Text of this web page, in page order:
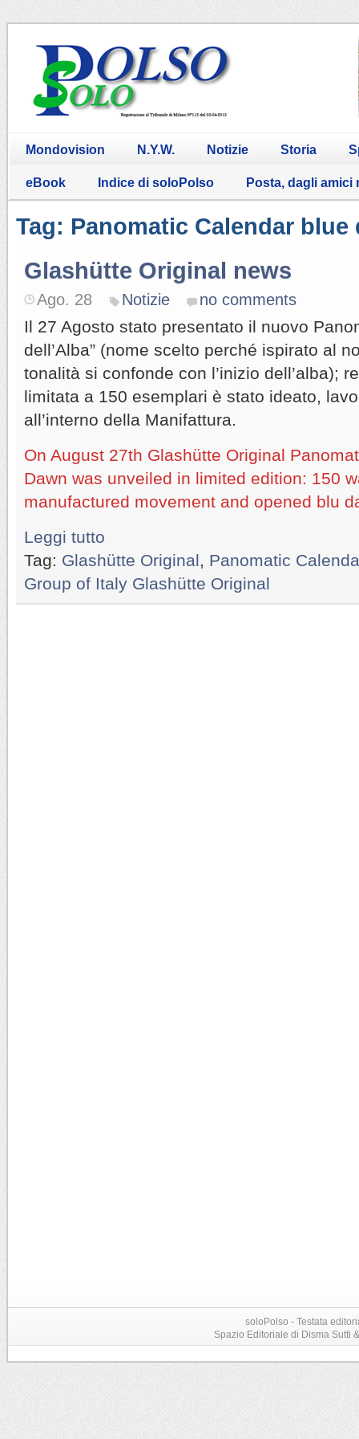
Mondovision N.Y.W. Notizie Storia
eBook Indice di soloPolso Posta, dagli amici
Tag: Panomatic Calendar blue
Glashütte Original news
Ago. 28 Notizie no comments
Il 27 Agosto stato presentato il nuovo
dell’Alba” (nome scelto perché ispirato al
tonalità si confonde con l’inizio dell’alba);
limitata a 150 esemplari è stato ideato,
all’interno della Manifattura.
On August 27th Glashütte Original
Dawn was unveiled in limited edition: 150
manufactured movement and opened blu
Leggi tutto
Tag: Glashütte Original
Panomatic
Group of Italy Glashütte Original
soloPolso - Testata
Spazio Editoriale di Disma Sutti